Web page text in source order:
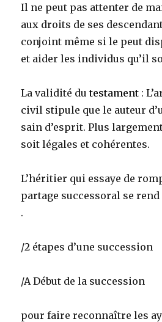
Il ne peut pas attenter de
aux droits de ses
conjoint même si le peut
et aider les individus qu’il
La validité dutestament :
civil stipule que le auteur
sain d’esprit. Plus
soit légales et cohérentes.
L’héritier qui essaye de
partage successoral se
.
/2 étapes d’une succession
/A Début de la succession
pour faire reconnaître les